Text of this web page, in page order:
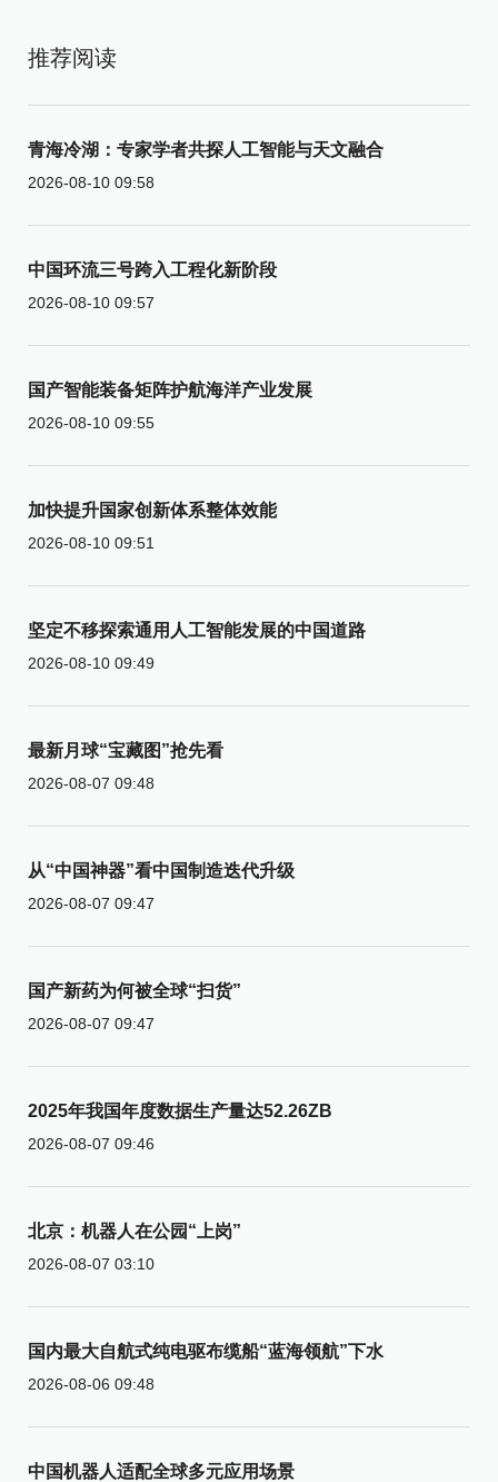
推荐阅读
青海冷湖：专家学者共探人工智能与天文融合
2026-08-10 09:58
中国环流三号跨入工程化新阶段
2026-08-10 09:57
国产智能装备矩阵护航海洋产业发展
2026-08-10 09:55
加快提升国家创新体系整体效能
2026-08-10 09:51
坚定不移探索通用人工智能发展的中国道路
2026-08-10 09:49
最新月球“宝藏图”抢先看
2026-08-07 09:48
从“中国神器”看中国制造迭代升级
2026-08-07 09:47
国产新药为何被全球“扫货”
2026-08-07 09:47
2025年我国年度数据生产量达52.26ZB
2026-08-07 09:46
北京：机器人在公园“上岗”
2026-08-07 03:10
国内最大自航式纯电驱布缆船“蓝海领航”下水
2026-08-06 09:48
中国机器人适配全球多元应用场景